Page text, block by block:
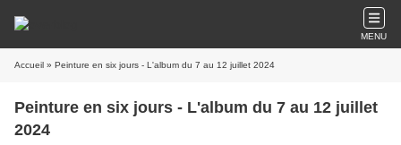
MENU
Accueil » Peinture en six jours - L'album du 7 au 12 juillet 2024
Peinture en six jours - L'album du 7 au 12 juillet
2024